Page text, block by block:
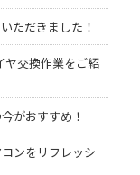
ただきました！
ヤ交換作業をご紹
がおすすめ！
ンをリフレッシ